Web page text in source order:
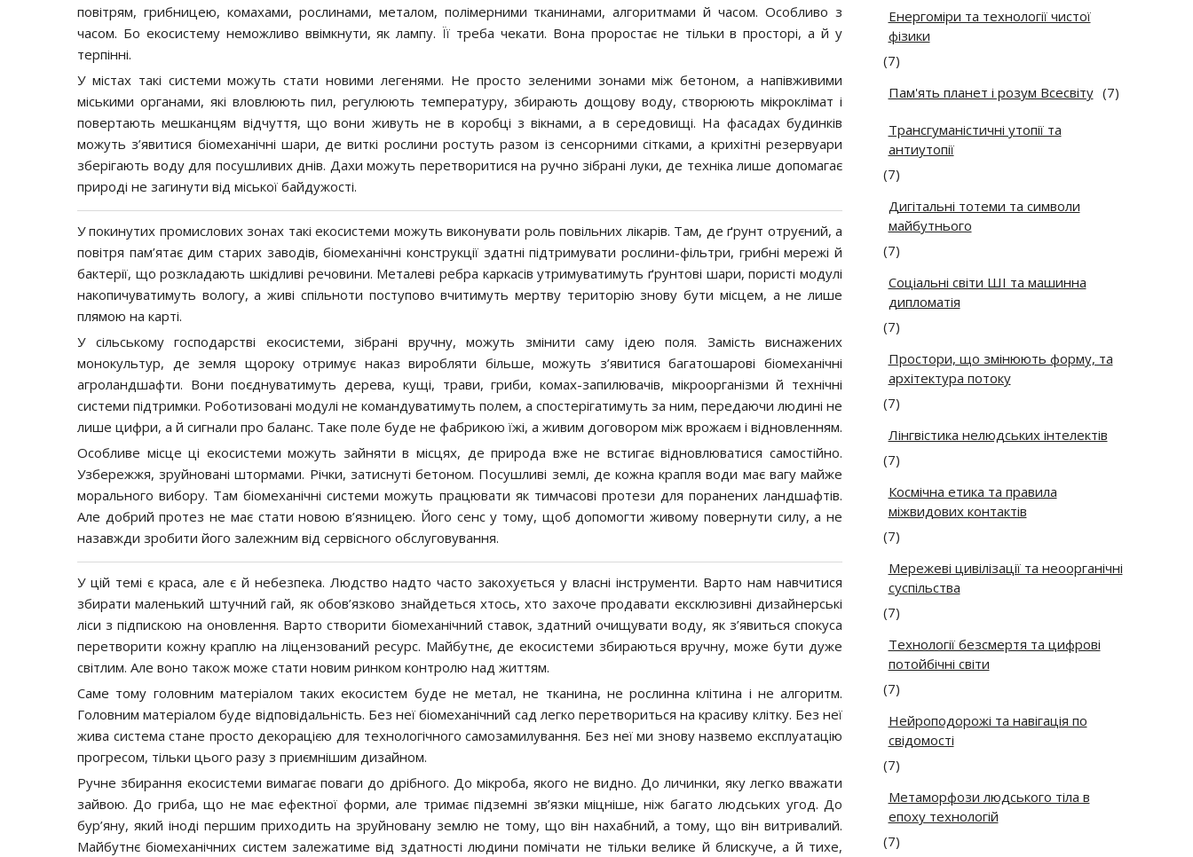
повітрям, грибницею, комахами, рослинами, металом, полімерними тканинами, алгоритмами й часом. Особливо з
часом. Бо екосистему неможливо ввімкнути, як лампу. Її треба чекати. Вона проростає не тільки в просторі, а й у
терпінні.
У містах такі системи можуть стати новими легенями. Не просто зеленими зонами між бетоном, а напівживими
міськими органами, які вловлюють пил, регулюють температуру, збирають дощову воду, створюють мікроклімат і
повертають мешканцям відчуття, що вони живуть не в коробці з вікнами, а в середовищі. На фасадах будинків
можуть з’явитися біомеханічні шари, де виткі рослини ростуть разом із сенсорними сітками, а крихітні резервуари
зберігають воду для посушливих днів. Дахи можуть перетворитися на ручно зібрані луки, де техніка лише допомагає
природі не загинути від міської байдужості.
У покинутих промислових зонах такі екосистеми можуть виконувати роль повільних лікарів. Там, де ґрунт отруєний, а
повітря пам’ятає дим старих заводів, біомеханічні конструкції здатні підтримувати рослини-фільтри, грибні мережі й
бактерії, що розкладають шкідливі речовини. Металеві ребра каркасів утримуватимуть ґрунтові шари, пористі модулі
накопичуватимуть вологу, а живі спільноти поступово вчитимуть мертву територію знову бути місцем, а не лише
плямою на карті.
У сільському господарстві екосистеми, зібрані вручну, можуть змінити саму ідею поля. Замість виснажених
монокультур, де земля щороку отримує наказ виробляти більше, можуть з’явитися багатошарові біомеханічні
агроландшафти. Вони поєднуватимуть дерева, кущі, трави, гриби, комах-запилювачів, мікроорганізми й технічні
системи підтримки. Роботизовані модулі не командуватимуть полем, а спостерігатимуть за ним, передаючи людині не
лише цифри, а й сигнали про баланс. Таке поле буде не фабрикою їжі, а живим договором між врожаєм і відновленням.
Особливе місце ці екосистеми можуть зайняти в місцях, де природа вже не встигає відновлюватися самостійно.
Узбережжя, зруйновані штормами. Річки, затиснуті бетоном. Посушливі землі, де кожна крапля води має вагу майже
морального вибору. Там біомеханічні системи можуть працювати як тимчасові протези для поранених ландшафтів.
Але добрий протез не має стати новою в’язницею. Його сенс у тому, щоб допомогти живому повернути силу, а не
назавжди зробити його залежним від сервісного обслуговування.
У цій темі є краса, але є й небезпека. Людство надто часто закохується у власні інструменти. Варто нам навчитися
збирати маленький штучний гай, як обов’язково знайдеться хтось, хто захоче продавати ексклюзивні дизайнерські
ліси з підпискою на оновлення. Варто створити біомеханічний ставок, здатний очищувати воду, як з’явиться спокуса
перетворити кожну краплю на ліцензований ресурс. Майбутнє, де екосистеми збираються вручну, може бути дуже
світлим. Але воно також може стати новим ринком контролю над життям.
Саме тому головним матеріалом таких екосистем буде не метал, не тканина, не рослинна клітина і не алгоритм.
Головним матеріалом буде відповідальність. Без неї біомеханічний сад легко перетвориться на красиву клітку. Без неї
жива система стане просто декорацією для технологічного самозамилування. Без неї ми знову назвемо експлуатацію
прогресом, тільки цього разу з приємнішим дизайном.
Ручне збирання екосистеми вимагає поваги до дрібного. До мікроба, якого не видно. До личинки, яку легко вважати
зайвою. До гриба, що не має ефектної форми, але тримає підземні зв’язки міцніше, ніж багато людських угод. До
бур’яну, який іноді першим приходить на зруйновану землю не тому, що він нахабний, а тому, що він витривалий.
Майбутнє біомеханічних систем залежатиме від здатності людини помічати не тільки велике й блискуче, а й тихе,
Енергоміри та технології чистої
фізики
(7)
Пам'ять планет і розум Всесвіту (7)
Трансгуманістичні утопії та
антиутопії
(7)
Дигітальні тотеми та символи
майбутнього
(7)
Соціальні світи ШІ та машинна
дипломатія
(7)
Простори, що змінюють форму, та
архітектура потоку
(7)
Лінгвістика нелюдських інтелектів
(7)
Космічна етика та правила
міжвидових контактів
(7)
Мережеві цивілізації та неоорганічні
суспільства
(7)
Технології безсмертя та цифрові
потойбічні світи
(7)
Нейроподорожі та навігація по
свідомості
(7)
Метаморфози людського тіла в
епоху технологій
(7)